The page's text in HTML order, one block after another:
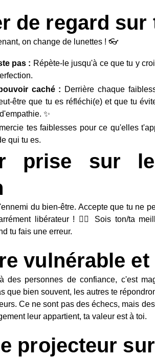
de regard
on change de lunettes ! 👓
pas : Répète-le jusqu'à ce que tu y
caché : Derrière chaque
être que tu es réfléchi(e) et que tu
✨
tes faiblesses pour ce qu'elles
qui tu es.
prise sur
du bien-être. Accepte que tu ne
libérateur ! 🧘‍♀️ Sois ton/ta
tu fais une erreur.
vulnérable
des personnes de confiance, c'est
que bien souvent, les autres te
Ce ne sont pas des échecs, mais
leur appartient, ta valeur est à toi.
projecteur